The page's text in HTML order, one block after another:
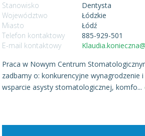
Stanowisko
Dentysta
Województwo
Łódzkie
Miasto
Łódź
Telefon kontaktowy
885-929-501
E-mail kontaktowy
Praca w Nowym Centrum
zadbamy o: konkurencyjne wynagrodzenie i
wsparcie asysty stomatologicznej, komfo...